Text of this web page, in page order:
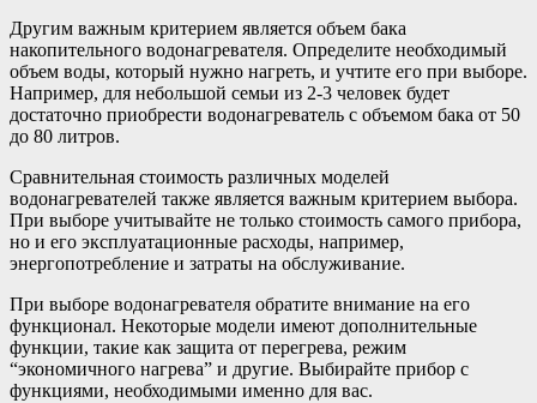
Другим важным критерием является объем бака
накопительного водонагревателя. Определите необходимый
объем воды, который нужно нагреть, и учтите его при выборе.
Например, для небольшой семьи из 2-3 человек будет
достаточно приобрести водонагреватель с объемом бака от 50
до 80 литров.
Сравнительная стоимость различных моделей
водонагревателей также является важным критерием выбора.
При выборе учитывайте не только стоимость самого прибора,
но и его эксплуатационные расходы, например,
энергопотребление и затраты на обслуживание.
При выборе водонагревателя обратите внимание на его
функционал. Некоторые модели имеют дополнительные
функции, такие как защита от перегрева, режим
“экономичного нагрева” и другие. Выбирайте прибор с
функциями, необходимыми именно для вас.